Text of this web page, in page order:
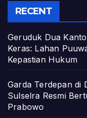
RECENT
Geruduk Dua
Keras: Lahan
Kepastian Hukum
Garda Terdepan di
Sulselra Resmi
Prabowo